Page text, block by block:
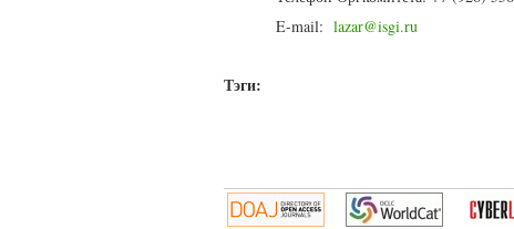
E-mail:lazar@isgi.ru
Тэги: